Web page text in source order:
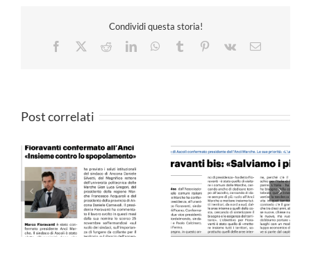
Condividi questa storia!
Facebook
RedditLinkedInWhatsApp
Tumblr Pinterest
Vk Email
Post correlati
QN 10.09.24
Il Resto del Carlino –
25.05.24